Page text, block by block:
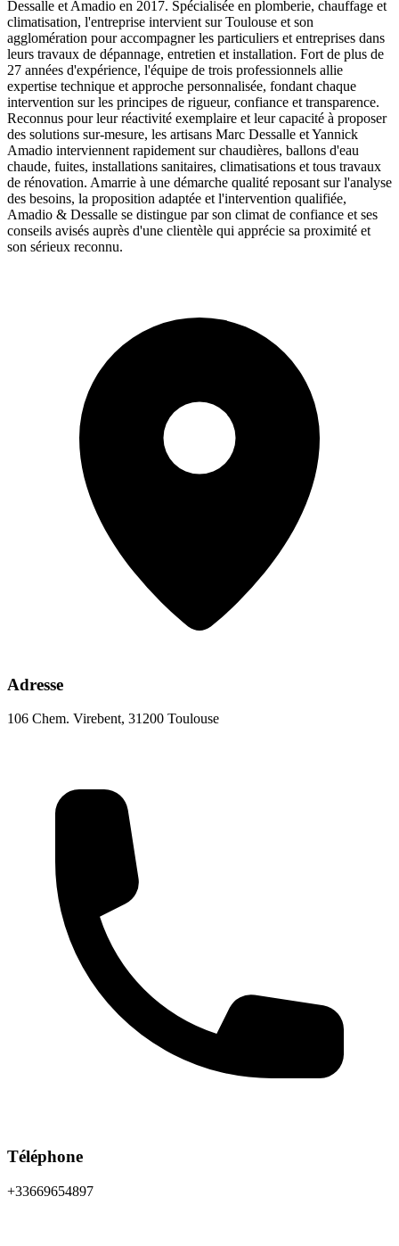
Dessalle et Amadio en 2017. Spécialisée en plomberie, chauffage et
climatisation, l'entreprise intervient sur Toulouse et son
agglomération pour accompagner les particuliers et entreprises dans
leurs travaux de dépannage, entretien et installation. Fort de plus de
27 années d'expérience, l'équipe de trois professionnels allie
expertise technique et approche personnalisée, fondant chaque
intervention sur les principes de rigueur, confiance et transparence.
Reconnus pour leur réactivité exemplaire et leur capacité à proposer
des solutions sur-mesure, les artisans Marc Dessalle et Yannick
Amadio interviennent rapidement sur chaudières, ballons d'eau
chaude, fuites, installations sanitaires, climatisations et tous travaux
de rénovation. Amarrie à une démarche qualité reposant sur l'analyse
des besoins, la proposition adaptée et l'intervention qualifiée,
Amadio & Dessalle se distingue par son climat de confiance et ses
conseils avisés auprès d'une clientèle qui apprécie sa proximité et
son sérieux reconnu.
Adresse
106 Chem. Virebent, 31200 Toulouse
Téléphone
+33669654897